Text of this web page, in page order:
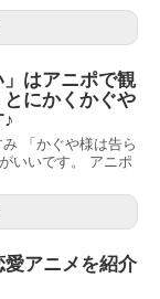
」はアニポで観
にかくかぐや
「かぐや様は告ら
いいです。 アニポ
アニメを紹介